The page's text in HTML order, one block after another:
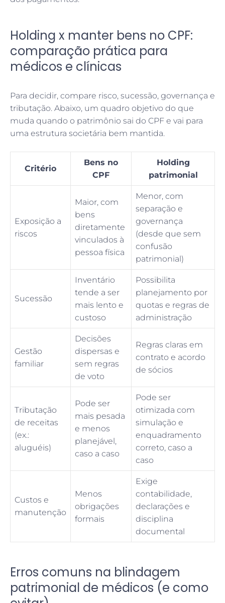
Holding x manter bens no CPF:
comparação prática para
médicos e clínicas
Para decidir, compare risco, sucessão, governança e
tributação. Abaixo, um quadro objetivo do que
muda quando o patrimônio sai do CPF e vai para
uma estrutura societária bem mantida.
Critério
Bens no
CPF
Holding
patrimonial
Exposição a
riscos
Maior, com
bens
diretamente
vinculados à
pessoa física
Menor, com
separação e
governança
(desde que sem
confusão
patrimonial)
Sucessão
Inventário
tende a ser
mais lento e
custoso
Possibilita
planejamento por
quotas e regras de
administração
Gestão
familiar
Decisões
dispersas e
sem regras
de voto
Regras claras em
contrato e acordo
de sócios
Tributação
de receitas
(ex.:
aluguéis)
Pode ser
mais pesada
e menos
planejável,
caso a caso
Pode ser
otimizada com
simulação e
enquadramento
correto, caso a
caso
Custos e
manutenção
Menos
obrigações
formais
Exige
contabilidade,
declarações e
disciplina
documental
Erros comuns na blindagem
patrimonial de médicos (e como